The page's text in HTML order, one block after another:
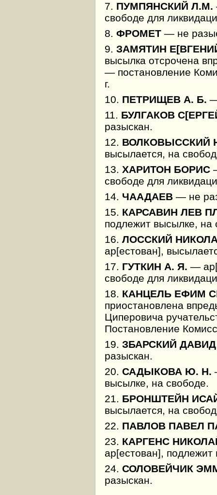
7. ПУМПЯНСКИЙ Л.М.
свободе для
8. ФРОМЕТ— не
9. ЗАМЯТИН
высылка отсрочена
— постановление
г.
10. ПЕТРИЩЕВ А. Б.
11. БУЛГАКОВ
разыскан.
12. ВОЛКОВЫССКИЙ
высылается, на
13. ХАРИТОН БОРИС
свободе для
14. ЧААДАЕВ— не
15. КАРСАВИН ЛЕВ
подлежит высылке, на
16. ЛОССКИЙ
ар[естован],
17. ГУТКИН А. Я. —
свободе для
18. КАНЦЕЛЬ ЕФИМ
приостановлена
Циперовича
Постановление
19. ЗБАРСКИЙ
разыскан.
20. САДЫКОВА Ю. Н.
высылке, на свободе.
21. БРОНШТЕЙН
высылается, на
22. ПАВЛОВ ПАВЕЛ
23. КАРГЕНС
ар[естован],
24. СОЛОВЕЙЧИК
разыскан.